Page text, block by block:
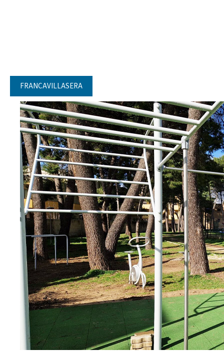
FRANCAVILLASERA